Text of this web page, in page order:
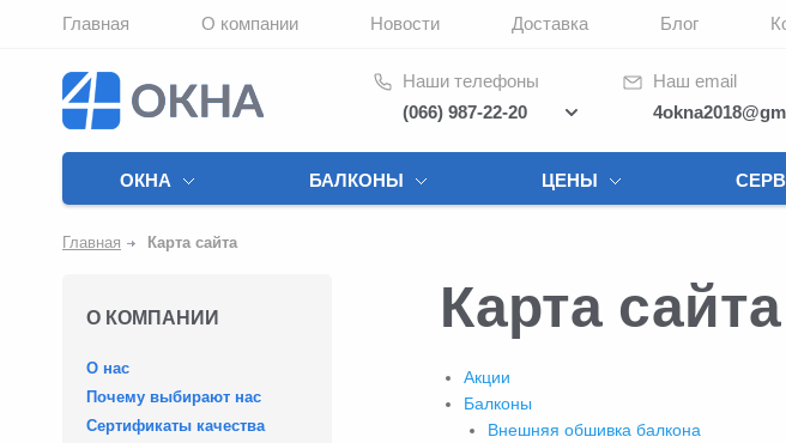
Главная О компании Новости Доставка Блог
Наши телефоны
(066) 987-22-20
Наш email
ОКНА БАЛКОНЫ ЦЕНЫ
Главная Карта сайта
О КОМПАНИИ
О нас
Почему выбирают нас
Сертификаты качества
Карта сайта
Акции
Балконы
Внешняя обшивка балкона